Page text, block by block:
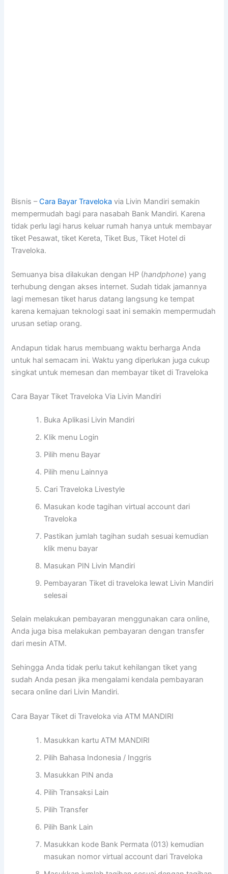
Bisnis –Cara Bayar Traveloka via Livin Mandiri semakin
mempermudah bagi para nasabah Bank Mandiri. Karena
tidak perlu lagi harus keluar rumah hanya untuk membayar
tiket Pesawat, tiket Kereta, Tiket Bus, Tiket Hotel di
Traveloka.
Semuanya bisa dilakukan dengan HP (handphone) yang
terhubung dengan akses internet. Sudah tidak jamannya
lagi memesan tiket harus datang langsung ke tempat
karena kemajuan teknologi saat ini semakin mempermudah
urusan setiap orang.
Andapun tidak harus membuang waktu berharga Anda
untuk hal semacam ini. Waktu yang diperlukan juga cukup
singkat untuk memesan dan membayar tiket di Traveloka
Cara Bayar Tiket Traveloka Via Livin Mandiri
Buka Aplikasi Livin Mandiri
Klik menu Login
Pilih menu Bayar
Pilih menu Lainnya
Cari Traveloka Livestyle
Masukan kode tagihan virtual account dari
Traveloka
Pastikan jumlah tagihan sudah sesuai kemudian
klik menu bayar
Masukan PIN Livin Mandiri
Pembayaran Tiket di traveloka lewat Livin Mandiri
selesai
Selain melakukan pembayaran menggunakan cara online,
Anda juga bisa melakukan pembayaran dengan transfer
dari mesin ATM.
Sehingga Anda tidak perlu takut kehilangan tiket yang
sudah Anda pesan jika mengalami kendala pembayaran
secara online dari Livin Mandiri.
Cara Bayar Tiket di Traveloka via ATM MANDIRI
Masukkan kartu ATM MANDIRI
Pilih Bahasa Indonesia / Inggris
Masukkan PIN anda
Pilih Transaksi Lain
Pilih Transfer
Pilih Bank Lain
Masukkan kode Bank Permata (013) kemudian
masukan nomor virtual account dari Traveloka